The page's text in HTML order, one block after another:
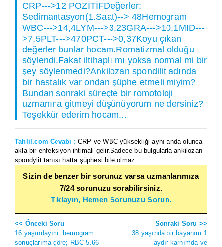
CRP--->12 POZİTİFDeğerler:
Sedimantasyon(1.Saat)--> 48Hemogram
WBC--->14,4LYM--->3,23GRA--->10,1MID---
>7,5PLT--->470PCT--->0,37Koyu çıkan
değerler bunlar hocam.Romatizmal olduğu
söylendi.Fakat iltihaplı mı yoksa normal mi bir
şey söylenmedi?Ankilozan spondilit adında
bir hastalık var ondan şüphe etmeli miyim?
Bundan sonraki süreçte bir romotoloji
uzmanına gitmeyi düşünüyorum ne dersiniz?
Teşekkür ederim hocam...
Tahlil.com Cevabı : CRP ve WBC yüksekliği aynı anda olunca
akla bir enfeksiyon ihtimali gelir.Sadece bu bulgularla ankilozan
spondylit tanısı hatta şüphesi bile olmaz.
Sizin de benzer bir sorunuz varsa uzmanlarımıza
7/24 sorunuzu sorabilirsiniz.
Tıklayın, Hemen Sorunuzu Sorun.
<< Önceki Soru
16 yaşındayım. hemogram
sonuçlarıma göre; RBC 5.66
Sonraki Soru >>
38 yaşında bir bayanım.1
aydır karnımda ve